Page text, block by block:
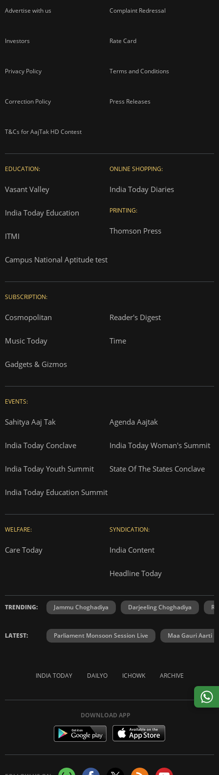
Advertise with us Complaint Redressal
Investors Rate Card
Privacy Policy Terms and Conditions
Correction Policy Press Releases
T&Cs for AajTak HD Contest
EDUCATION:
Vasant Valley
India Today Education
ITMI
Campus National Aptitude test
ONLINE SHOPPING:
India Today Diaries
PRINTING:
Thomson Press
SUBSCRIPTION:
Cosmopolitan Reader's Digest
Music Today Time
Gadgets & Gizmos
EVENTS:
Sahitya Aaj Tak Agenda Aajtak
India Today Conclave India Today Woman's Summit
India Today Youth Summit State Of The States Conclave
India Today Education Summit
WELFARE:
Care Today
SYNDICATION:
India Content
Headline Today
TRENDING: Jammu Choghadiya Darjeeling Choghadiya
LATEST: Parliament Monsoon Session Live Maa Gauri Aarti
INDIA TODAY DAILYO ICHOWK ARCHIVE
DOWNLOAD APP